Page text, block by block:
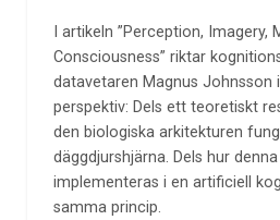
I artikeln ”Perception, Imagery,
Consciousness” riktar
datavetaren Magnus Johnsson
perspektiv: Dels ett teoretiskt
den biologiska arkitekturen
däggdjurshjärna. Dels hur
implementeras i en artificiell
samma princip.